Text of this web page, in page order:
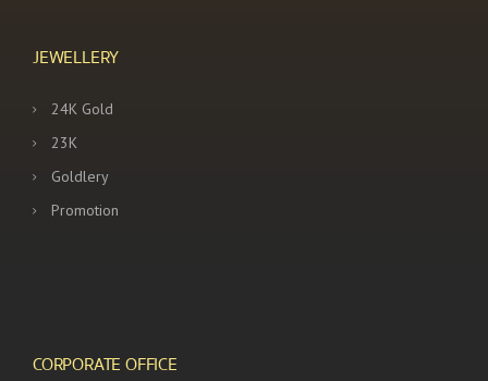
JEWELLERY
24K Gold
23K
Goldlery
Promotion
CORPORATE OFFICE